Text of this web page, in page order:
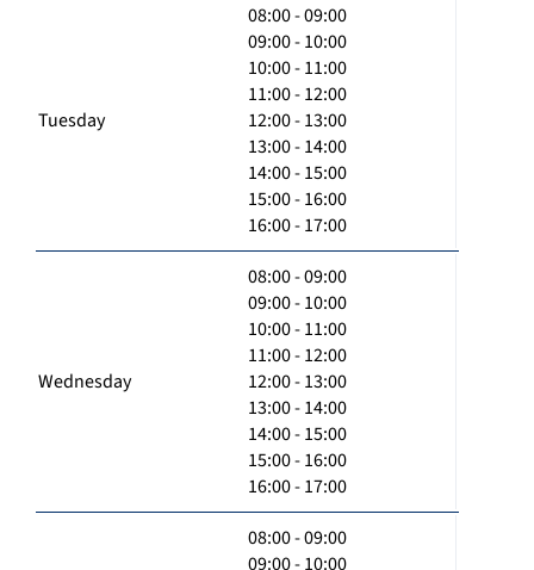
Tuesday
08:00 - 09:00
09:00 - 10:00
10:00 - 11:00
11:00 - 12:00
12:00 - 13:00
13:00 - 14:00
14:00 - 15:00
15:00 - 16:00
16:00 - 17:00
Wednesday
08:00 - 09:00
09:00 - 10:00
10:00 - 11:00
11:00 - 12:00
12:00 - 13:00
13:00 - 14:00
14:00 - 15:00
15:00 - 16:00
16:00 - 17:00
08:00 - 09:00
09:00 - 10:00